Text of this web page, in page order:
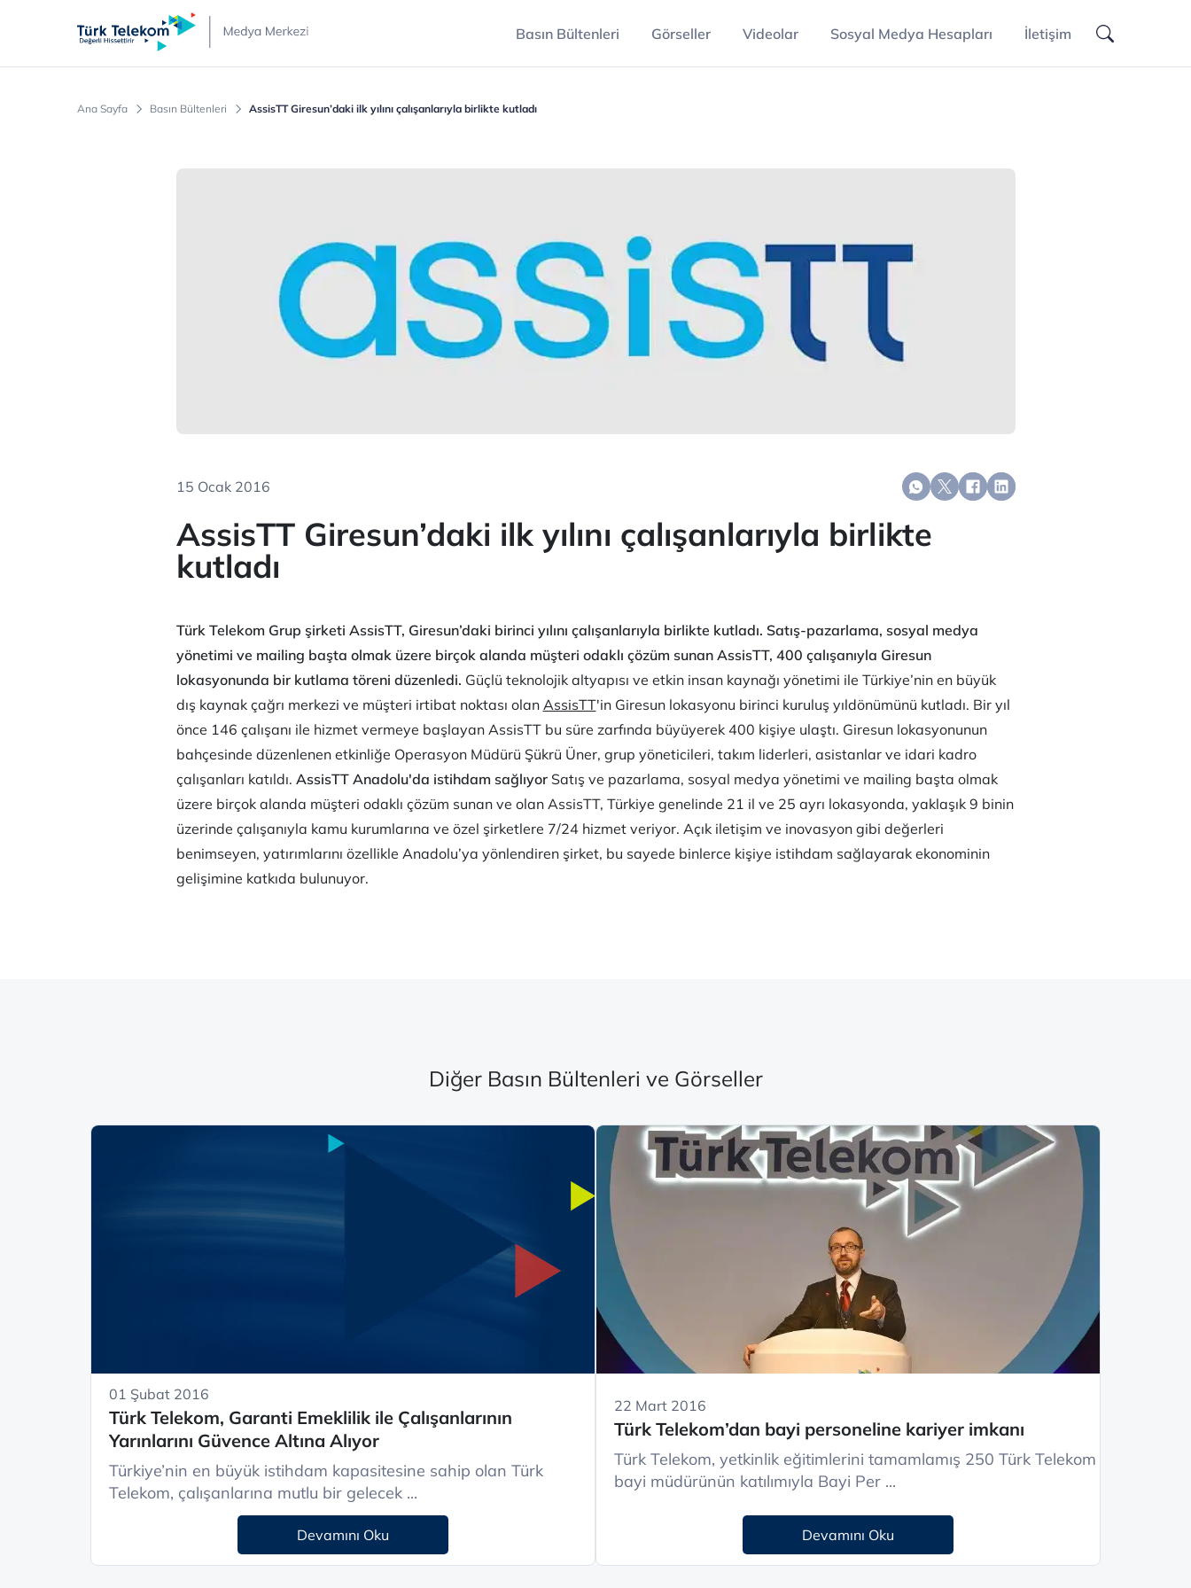
Basın Bültenleri Görseller Videolar Sosyal Medya Hesapları İletişim
Ana Sayfa Basın Bültenleri AssisTT Giresun’daki ilk yılını çalışanlarıyla birlikte kutladı
15 Ocak 2016
AssisTT Giresun’daki ilk yılını çalışanlarıyla birlikte
kutladı
Türk Telekom Grup şirketi AssisTT, Giresun’daki birinci yılını çalışanlarıyla birlikte kutladı. Satış-pazarlama, sosyal medya
yönetimi ve mailing başta olmak üzere birçok alanda müşteri odaklı çözüm sunan AssisTT, 400 çalışanıyla Giresun
lokasyonunda bir kutlama töreni düzenledi. Güçlü teknolojik altyapısı ve etkin insan kaynağı yönetimi ile Türkiye’nin en büyük
dış kaynak çağrı merkezi ve müşteri irtibat noktası olan AssisTT'in Giresun lokasyonu birinci kuruluş yıldönümünü kutladı. Bir yıl
önce 146 çalışanı ile hizmet vermeye başlayan AssisTT bu süre zarfında büyüyerek 400 kişiye ulaştı. Giresun lokasyonunun
bahçesinde düzenlenen etkinliğe Operasyon Müdürü Şükrü Üner, grup yöneticileri, takım liderleri, asistanlar ve idari kadro
çalışanları katıldı. AssisTT Anadolu'da istihdam sağlıyorSatış ve pazarlama, sosyal medya yönetimi ve mailing başta olmak
üzere birçok alanda müşteri odaklı çözüm sunan ve olan AssisTT, Türkiye genelinde 21 il ve 25 ayrı lokasyonda, yaklaşık 9 binin
üzerinde çalışanıyla kamu kurumlarına ve özel şirketlere 7/24 hizmet veriyor. Açık iletişim ve inovasyon gibi değerleri
benimseyen, yatırımlarını özellikle Anadolu’ya yönlendiren şirket, bu sayede binlerce kişiye istihdam sağlayarak ekonominin
gelişimine katkıda bulunuyor.
Diğer Basın Bültenleri ve Görseller
01 Şubat 2016
Türk Telekom, Garanti Emeklilik ile Çalışanlarının
Yarınlarını Güvence Altına Alıyor
Türkiye’nin en büyük istihdam kapasitesine sahip olan Türk
Telekom, çalışanlarına mutlu bir gelecek ...
Devamını Oku
22 Mart 2016
Türk Telekom’dan bayi personeline kariyer imkanı
Türk Telekom, yetkinlik eğitimlerini tamamlamış 250 Türk Telekom
bayi müdürünün katılımıyla Bayi Per ...
Devamını Oku